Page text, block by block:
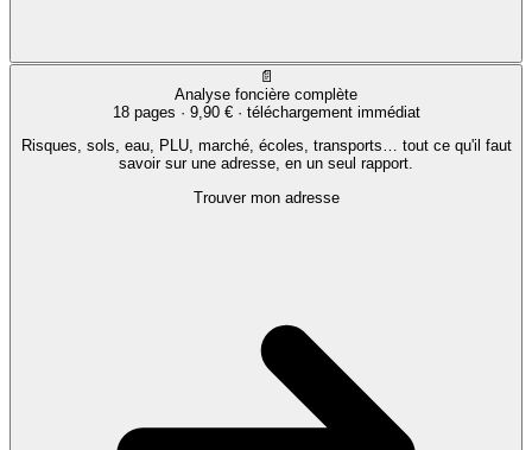
📄
Analyse foncière complète
18 pages · 9,90 €· téléchargement immédiat
Risques, sols, eau, PLU, marché, écoles, transports… tout ce qu'il faut
savoir sur une adresse, en un seul rapport.
Trouver mon adresse